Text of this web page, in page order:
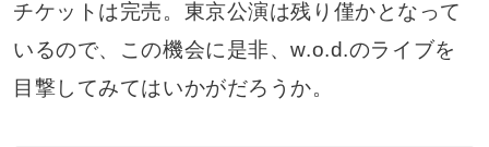
チケットは完売。東京公演は残り僅かとなって
いるので、この機会に是非、w.o.d.のライブを
目撃してみてはいかがだろうか。